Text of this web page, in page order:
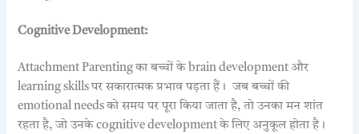
Cognitive Development:
Attachment Parenting का बच्चों के brain development और
learning skills पर सकारात्मक प्रभाव पड़ता हैं। जब बच्चों की
emotional needs को समय पर पूरा किया जाता है, तो उनका मन शांत
रहता है, जो उनके cognitive development के लिए अनुकूल होता है।